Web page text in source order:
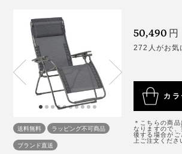
れを起こす。
2. 背もたれ側を片手で押さえ、肘掛け
き寄せ、グッと下におろす。この時
（フレーム）を足で押さえて固定す
持ち運ぶ際は、横に倒して真ん中のフ
定感があります。
劣化による使い捨てが生まれないもの
越えてファンを虜にしてきた理由。
フレームは高張力鋼を用い、ポリエス
塗料で塗装し、耐久性・耐食性に優れ
ほしい！」と大人気でした。
送料無料
ラッピング不可商品
ブランド直送
50,490 円
272人がお気
カ
＊こちらの商
なりますので
後する場合が
上ご注文くださ